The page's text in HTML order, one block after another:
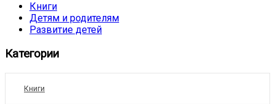
Книги
Детям и родителям
Развитие детей
Категории
Книги